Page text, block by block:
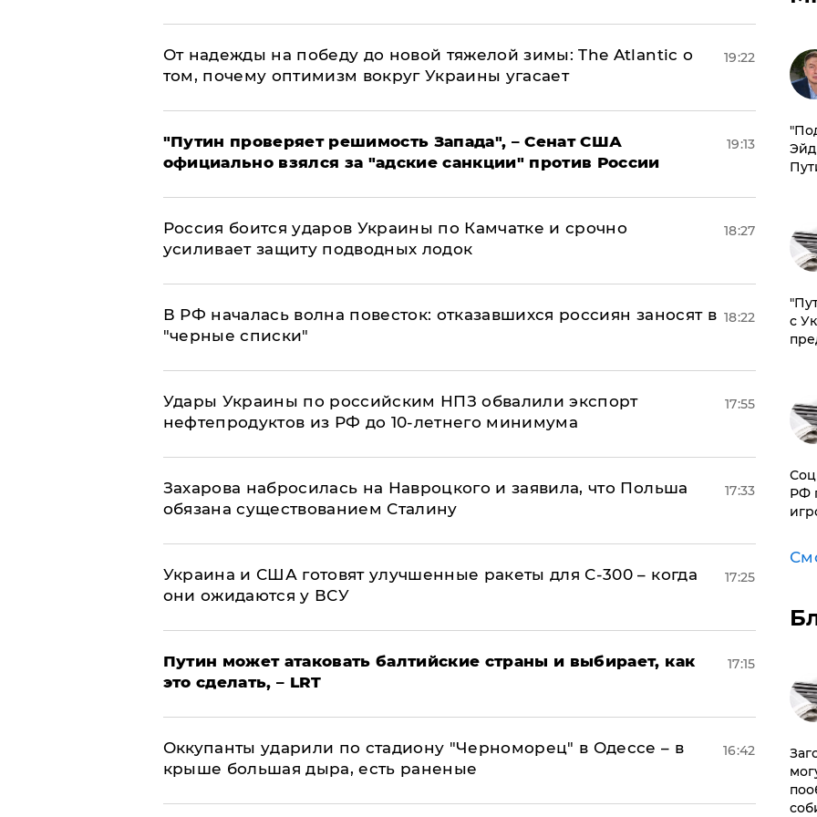
От надежды на победу до новой тяжелой зимы: The Atlantic о
том, почему оптимизм вокруг Украины угасает
19:22
"Путин проверяет решимость Запада", – Сенат США
официально взялся за "адские санкции" против России
19:13
Россия боится ударов Украины по Камчатке и срочно
усиливает защиту подводных лодок
18:27
​В РФ началась волна повесток: отказавшихся россиян заносят в
"черные списки"
18:22
Удары Украины по российским НПЗ обвалили экспорт
нефтепродуктов из РФ до 10-летнего минимума
17:55
​Захарова набросилась на Навроцкого и заявила, что Польша
обязана существованием Сталину
17:33
Украина и США готовят улучшенные ракеты для С-300 – когда
они ожидаются у ВСУ
17:25
Путин может атаковать балтийские страны и выбирает, как
это сделать, – LRT
17:15
Оккупанты ударили по стадиону "Черноморец" в Одессе – в
крыше большая дыра, есть раненые
16:42
с
РФ